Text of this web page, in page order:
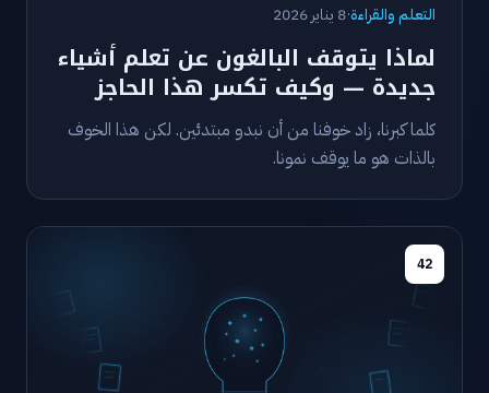
التعلم والقراءة·8 يناير 2026
لماذا يتوقف البالغون عن تعلم أشياء
جديدة — وكيف تكسر هذا الحاجز
كلما كبرنا، زاد خوفنا من أن نبدو مبتدئين. لكن هذا الخوف
بالذات هو ما يوقف نمونا.
42